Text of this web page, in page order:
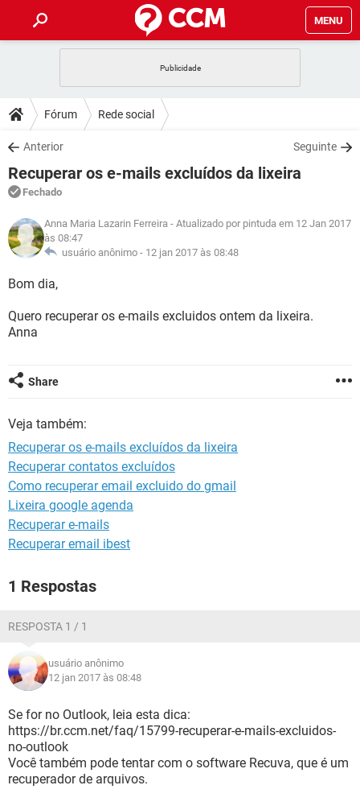
MENU
CELULAR
OUTLOOK
INSTAGRAM GMAIL
GUIA DE COMPRAS
DICAS
JOGOS
OUTLOOK
GUIA DE COMPRAS
DOWNLOADS
JOGOS WHATSAPP
CELULAR
OUTLOOK EXCEL
INSTAGRAM GMAIL
GUIA DE COMPRAS
FÓRUM
CELULAR
GUIA DE COMPRAS
GLOSSÁRIO
JOGOS WHATSAPP
CELULAR
OUTLOOK EXCEL
INSTAGRAM
Fórum Rede social
Anterior Seguinte
Recuperar os e-mails excluídos da lixeira
Fechado
Anna Maria Lazarin Ferreira- Atualizado por pintuda em 12 Jan 2017
às 08:47
usuário anônimo - 12 jan 2017 às 08:48
Bom dia,
Quero recuperar os e-mails excluidos ontem da lixeira.
Anna
Share
Veja também:
Recuperar os e-mails excluídos da lixeira
Recuperar contatos excluídos
Como recuperar email excluido do gmail
Lixeira google agenda
Recuperar e-mails
Recuperar email ibest
1 Respostas
RESPOSTA 1 / 1
usuário anônimo
12 jan 2017 às 08:48
Se for no Outlook, leia esta dica:
https://br.ccm.net/faq/15799-recuperar-e-mails-excluidos-
no-outlook
Você também pode tentar com o software Recuva, que é um
recuperador de arquivos.